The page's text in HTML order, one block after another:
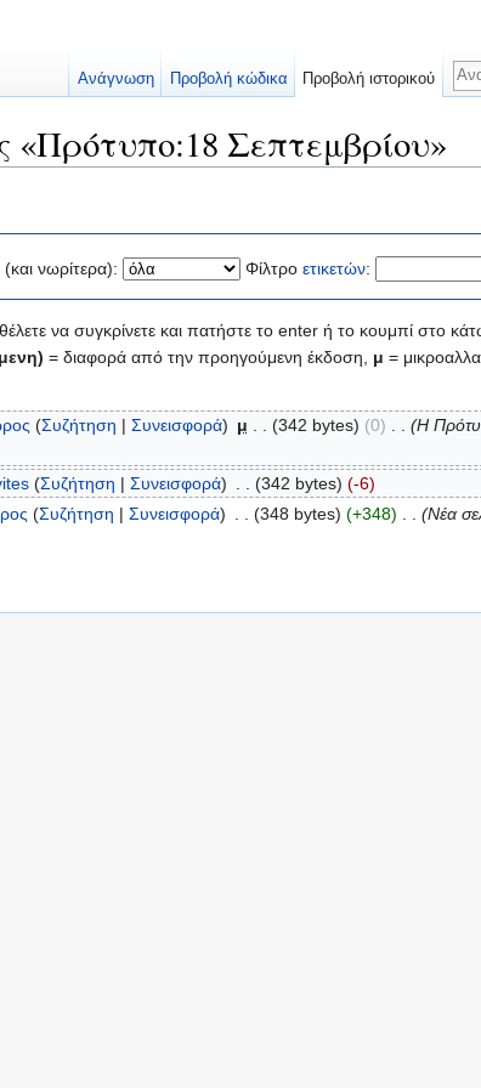
«Πρότυπο:18 Σεπτεμβρίου»
νωρίτερα): Φίλτρο ετικετών:
να συγκρίνετε και πατήστε το enter ή το κουμπί στο
= διαφορά από την προηγούμενη έκδοση, μ =
(Συζήτηση | Συνεισφορά) μ (342 bytes) (0)
(Η
(Συζήτηση | Συνεισφορά) (342 bytes) (-6)
(Συζήτηση | Συνεισφορά) (348 bytes) (+348)
(Νέα
Ανάγνωση Προβολή κώδικα Προβολή ιστορικού